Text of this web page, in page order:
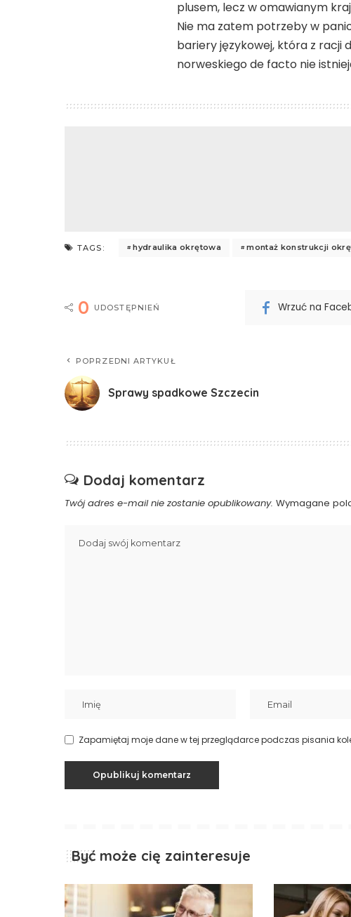
plusem, lecz w omawianym
Nie ma zatem potrzeby w
bariery językowej, która z racji
norweskiego de facto nie
TAGS: hydraulika okrętowa montaż konstrukcji
0 UDOSTĘPNIEŃ Wrzuć na
POPRZEDNI ARTYKUŁ
Sprawy spadkowe Szczecin
Dodaj komentarz
Twój adres e-mail nie zostanie opublikowany. Wymagane
Zapamiętaj moje dane w tej przeglądarce podczas pisania
Być może cię zainteresuje